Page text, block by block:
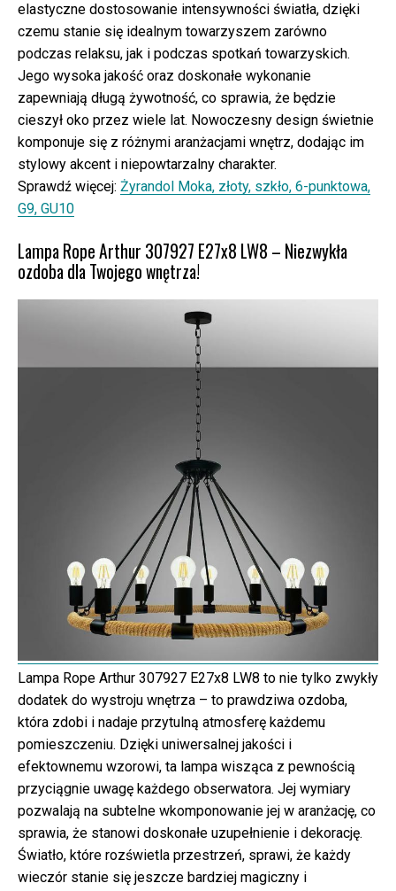
elastyczne dostosowanie intensywności światła, dzięki
czemu stanie się idealnym towarzyszem zarówno
podczas relaksu, jak i podczas spotkań towarzyskich.
Jego wysoka jakość oraz doskonałe wykonanie
zapewniają długą żywotność, co sprawia, że będzie
cieszył oko przez wiele lat. Nowoczesny design świetnie
komponuje się z różnymi aranżacjami wnętrz, dodając im
stylowy akcent i niepowtarzalny charakter.
Sprawdź więcej: Żyrandol Moka, złoty, szkło, 6-punktowa,
G9, GU10
Lampa Rope Arthur 307927 E27x8 LW8 – Niezwykła
ozdoba dla Twojego wnętrza!
Lampa Rope Arthur 307927 E27x8 LW8 to nie tylko zwykły
dodatek do wystroju wnętrza – to prawdziwa ozdoba,
która zdobi i nadaje przytulną atmosferę każdemu
pomieszczeniu. Dzięki uniwersalnej jakości i
efektownemu wzorowi, ta lampa wisząca z pewnością
przyciągnie uwagę każdego obserwatora. Jej wymiary
pozwalają na subtelne wkomponowanie jej w aranżację, co
sprawia, że stanowi doskonałe uzupełnienie i dekorację.
Światło, które rozświetla przestrzeń, sprawi, że każdy
wieczór stanie się jeszcze bardziej magiczny i